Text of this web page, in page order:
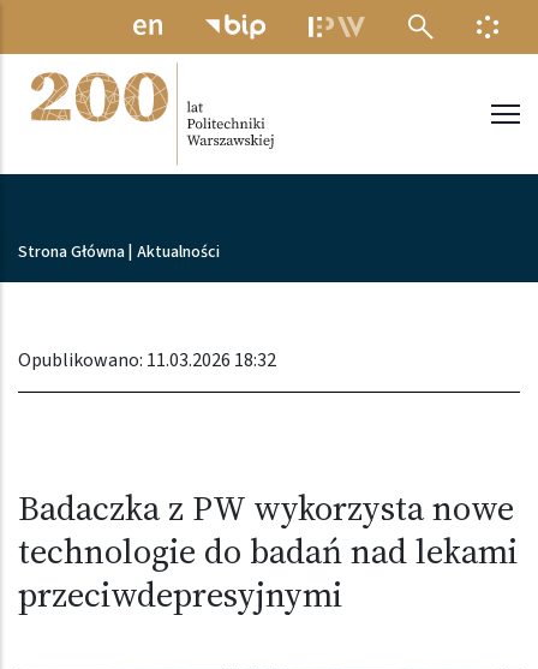
Przejdź do treści
MENU
Ścieżka nawigacyjna
Strona Główna Aktualności
Opublikowano: 11.03.2026 18:32
Badaczka z PW wykorzysta nowe
technologie do badań nad lekami
przeciwdepresyjnymi